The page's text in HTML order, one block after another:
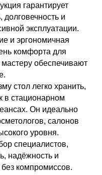
гарантирует
долговечность и
эксплуатации.
и эргономичная
комфорта для
обеспечивают
стол легко хранить,
в стационарном
Он идеально
салонов
уровня.
специалистов,
надёжность и
компромиссов.